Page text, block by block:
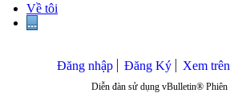
Về tôi
...
Đăng nhập Đăng Ký Xem
Diễn đàn sử dụng vBulletin® Phiên